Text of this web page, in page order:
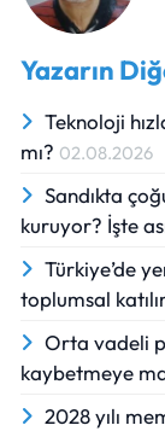
Yazarın
Teknoloji
mı? 02.08.2026
Sandıkta
kuruyor? İşte
Türkiye’de
toplumsal
Orta vadeli
kaybetmeye
2028 yılı